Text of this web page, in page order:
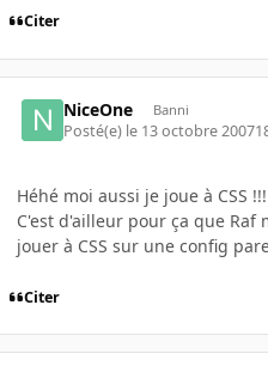
Citer
NiceOne Banni
Posté(e) le 13 octobre 2007
Héhé moi aussi je joue à CSS !!!
C'est d'ailleur pour ça que Raf
jouer à CSS sur une config
Citer